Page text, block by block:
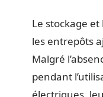
Le stockage
les entrepôts
Malgré
pendant